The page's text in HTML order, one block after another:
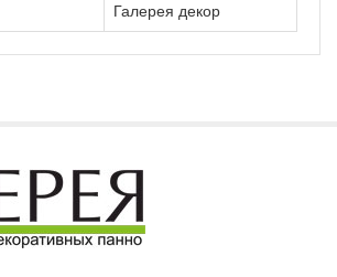
Галерея декор